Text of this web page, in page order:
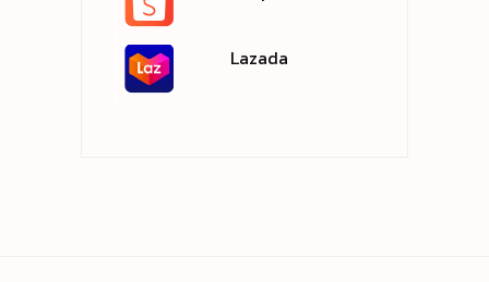
Lazada